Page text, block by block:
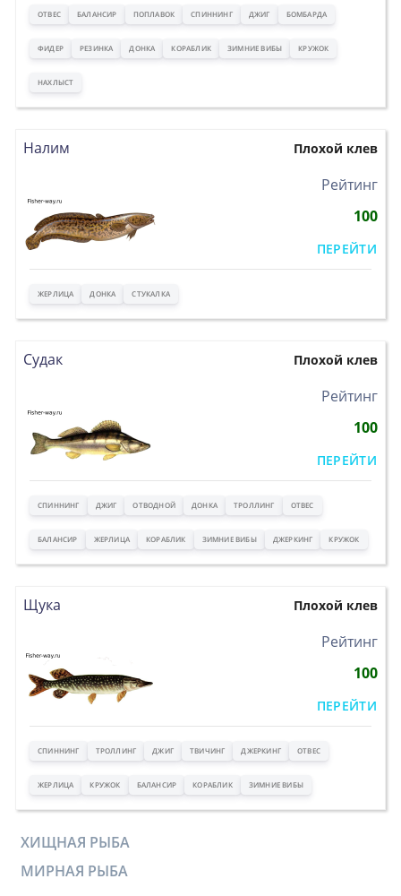
ОТВЕС БАЛАНСИР ПОПЛАВОК СПИННИНГ ДЖИГ БОМБАРДА
ФИДЕР РЕЗИНКА ДОНКА КОРАБЛИК ЗИМНИЕ ВИБЫ КРУЖОК
НАХЛЫСТ
Налим Плохой клев
Рейтинг
100
ПЕРЕЙТИ
ЖЕРЛИЦА ДОНКА СТУКАЛКА
Судак Плохой клев
Рейтинг
100
ПЕРЕЙТИ
СПИННИНГ ДЖИГ ОТВОДНОЙ ДОНКА ТРОЛЛИНГ ОТВЕС
БАЛАНСИР ЖЕРЛИЦА КОРАБЛИК ЗИМНИЕ ВИБЫ ДЖЕРКИНГ КРУЖОК
Щука Плохой клев
Рейтинг
100
ПЕРЕЙТИ
СПИННИНГ ТРОЛЛИНГ ДЖИГ ТВИЧИНГ ДЖЕРКИНГ ОТВЕС
ЖЕРЛИЦА КРУЖОК БАЛАНСИР КОРАБЛИК ЗИМНИЕ ВИБЫ
ХИЩНАЯ РЫБА
МИРНАЯ РЫБА